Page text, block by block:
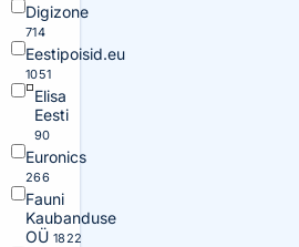
Digizone
714
Eestipoisid.eu
1051
Elisa
Eesti
90
Euronics
266
Fauni
Kaubanduse
OÜ 1822